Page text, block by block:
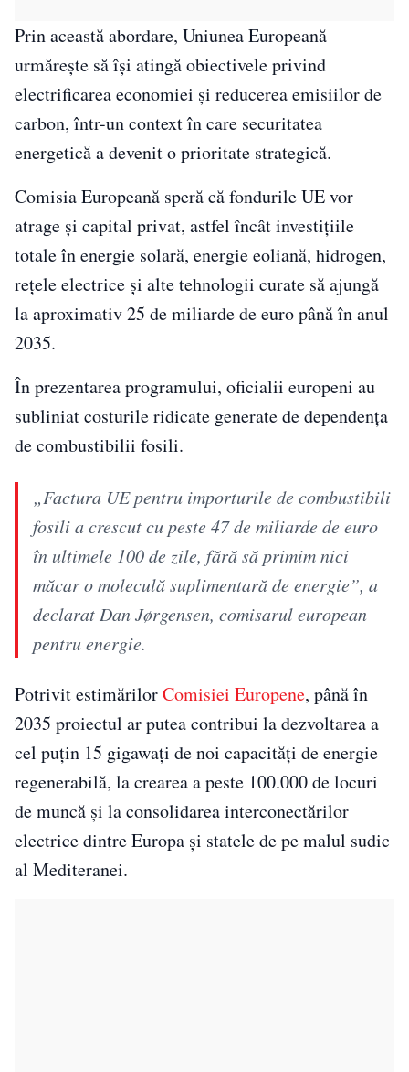
Prin această abordare, Uniunea Europeană
urmărește să își atingă obiectivele privind
electrificarea economiei și reducerea emisiilor de
carbon, într-un context în care securitatea
energetică a devenit o prioritate strategică.
Comisia Europeană speră că fondurile UE vor
atrage și capital privat, astfel încât investițiile
totale în energie solară, energie eoliană, hidrogen,
rețele electrice și alte tehnologii curate să ajungă
la aproximativ 25 de miliarde de euro până în anul
2035.
În prezentarea programului, oficialii europeni au
subliniat costurile ridicate generate de dependența
de combustibilii fosili.
„Factura UE pentru importurile de combustibili
fosili a crescut cu peste 47 de miliarde de euro
în ultimele 100 de zile, fără să primim nici
măcar o moleculă suplimentară de energie”, a
declarat Dan Jørgensen, comisarul european
pentru energie.
Potrivit estimărilorComisiei Europene, până în
2035 proiectul ar putea contribui la dezvoltarea a
cel puțin 15 gigawați de noi capacități de energie
regenerabilă, la crearea a peste 100.000 de locuri
de muncă și la consolidarea interconectărilor
electrice dintre Europa și statele de pe malul sudic
al Mediteranei.